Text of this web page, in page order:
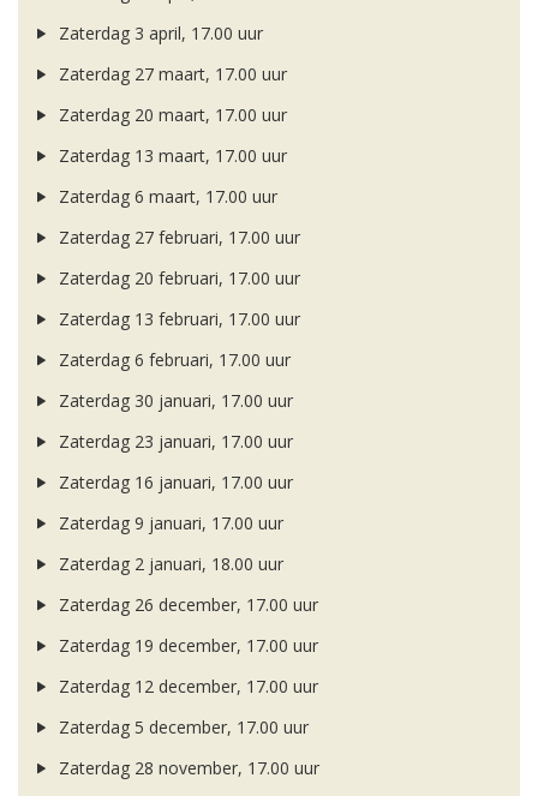
Zaterdag 3 april, 17.00 uur
Zaterdag 27 maart, 17.00 uur
Zaterdag 20 maart, 17.00 uur
Zaterdag 13 maart, 17.00 uur
Zaterdag 6 maart, 17.00 uur
Zaterdag 27 februari, 17.00 uur
Zaterdag 20 februari, 17.00 uur
Zaterdag 13 februari, 17.00 uur
Zaterdag 6 februari, 17.00 uur
Zaterdag 30 januari, 17.00 uur
Zaterdag 23 januari, 17.00 uur
Zaterdag 16 januari, 17.00 uur
Zaterdag 9 januari, 17.00 uur
Zaterdag 2 januari, 18.00 uur
Zaterdag 26 december, 17.00 uur
Zaterdag 19 december, 17.00 uur
Zaterdag 12 december, 17.00 uur
Zaterdag 5 december, 17.00 uur
Zaterdag 28 november, 17.00 uur